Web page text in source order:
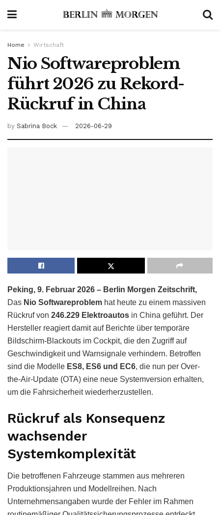
Home Wirtschaft
Nio Softwareproblem
führt 2026 zu Rekord-
Rückruf in China
by Sabrina Bock 2026-06-29
Peking, 9. Februar 2026 – Berlin Morgen Zeitschrift,
Das Nio Softwareproblem hat heute zu einem massiven
Rückruf von 246.229 Elektroautos in China geführt. Der
Hersteller reagiert damit auf Berichte über temporäre
Bildschirm-Blackouts im Cockpit, die den Zugriff auf
Geschwindigkeit und Warnsignale verhindern. Betroffen
sind die Modelle ES8, ES6 und EC6, die nun per Over-
the-Air-Update (OTA) eine neue Systemversion erhalten,
um die Fahrsicherheit wiederherzustellen.
Rückruf als Konsequenz
wachsender
Systemkomplexität
Die betroffenen Fahrzeuge stammen aus mehreren
Produktionsjahren und Modellreihen. Nach
Unternehmensangaben wurde der Fehler im Rahmen